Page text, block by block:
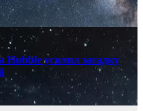
усилил загадку